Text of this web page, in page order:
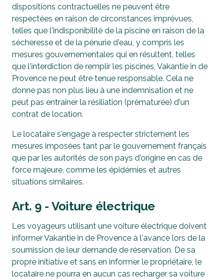
dispositions contractuelles ne peuvent être
respectées en raison de circonstances imprévues,
telles que l'indisponibilité de la piscine en raison de la
sécheresse et de la pénurie d'eau, y compris les
mesures gouvernementales qui en résultent, telles
que l'interdiction de remplir les piscines, Vakantie in de
Provence ne peut être tenue responsable. Cela ne
donne pas non plus lieu à une indemnisation et ne
peut pas entraîner la résiliation (prématurée) d'un
contrat de location.
Le locataire s'engage à respecter strictement les
mesures imposées tant par le gouvernement français
que par les autorités de son pays d'origine en cas de
force majeure, comme les épidémies et autres
situations similaires.
Art. 9 - Voiture électrique
Les voyageurs utilisant une voiture électrique doivent
informer Vakantie in de Provence à l'avance lors de la
soumission de leur demande de réservation. De sa
propre initiative et sans en informer le propriétaire, le
locataire ne pourra en aucun cas recharger sa voiture